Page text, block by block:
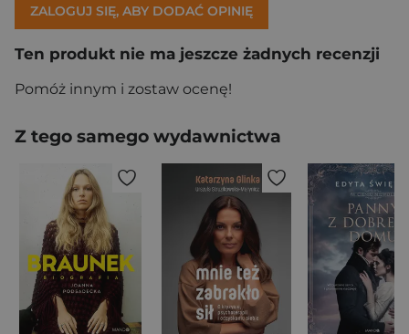
ZALOGUJ SIĘ, ABY DODAĆ OPINIĘ
Ten produkt nie ma jeszcze żadnych recenzji
Pomóż innym i zostaw ocenę!
Z tego samego wydawnictwa